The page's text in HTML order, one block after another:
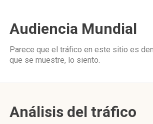
Audiencia Mundial
Parece que el tráfico en este sitio es
que se muestre, lo siento.
Análisis del tráfico